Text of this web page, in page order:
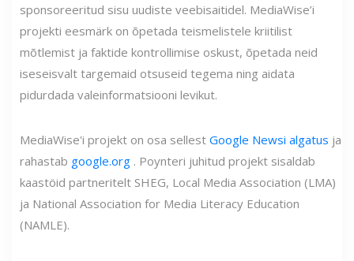
sponsoreeritud sisu uudiste veebisaitidel. MediaWise’i
projekti eesmärk on õpetada teismelistele kriitilist
mõtlemist ja faktide kontrollimise oskust, õpetada neid
iseseisvalt targemaid otsuseid tegema ning aidata
pidurdada valeinformatsiooni levikut.
MediaWise'i projekt on osa sellest Google Newsi algatus ja
rahastab google.org . Poynteri juhitud projekt sisaldab
kaastöid partneritelt SHEG, Local Media Association (LMA)
ja National Association for Media Literacy Education
(NAMLE).